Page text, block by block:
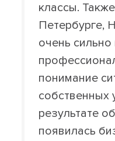
классы.
Петербурге,
очень
понимание
собственных
результате
появилась